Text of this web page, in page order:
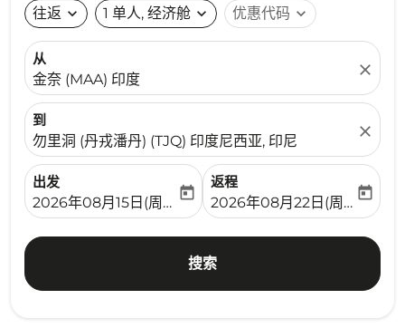
往返 expand_more 1 单人, 经济舱 expand_more 优惠代码 expand_more
从
金奈 (MAA) 印度
close
到
勿里洞 (丹戎潘丹) (TJQ) 印度尼西亚, 印尼
close
出发
fc-booking-departure-date-aria-label
2026年08月15日(周六)
today
返程
fc-booking-return-date-
2026年08月22日(周六)
today
搜索